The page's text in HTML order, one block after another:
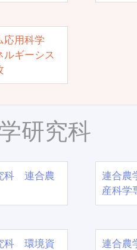
応用科学
ギーシス
研究科
科 連合農
連合農
産科学
科 環境資
連合農